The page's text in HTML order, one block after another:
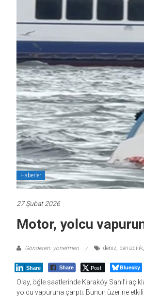
Haberler
27 Şubat 2026
Motor, yolcu
Gönderen: yonetmen deniz, denizcilik,
Share Share Post Bluesky
Olay, öğle saatlerinde Karaköy Sahil’i
yolcu vapuruna çarptı. Bunun üzerine